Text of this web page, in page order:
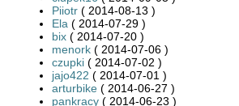
Piiotr ( 2014-08-13 )
Ela ( 2014-07-29 )
bix ( 2014-07-20 )
menork ( 2014-07-06 )
czupki ( 2014-07-02 )
jajo422 ( 2014-07-01 )
arturbike ( 2014-06-27 )
pankracy ( 2014-06-23 )